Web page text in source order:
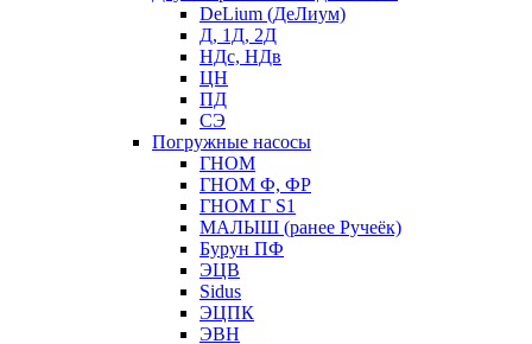
DeLium (ДеЛиум)
Д, 1Д, 2Д
НДс, НДв
ЦН
ПД
СЭ
Погружные насосы
ГНОМ
ГНОМ Ф, ФР
ГНОМ Г S1
МАЛЫШ (ранее Ручеёк)
Бурун ПФ
ЭЦВ
Sidus
ЭЦПК
ЭВН